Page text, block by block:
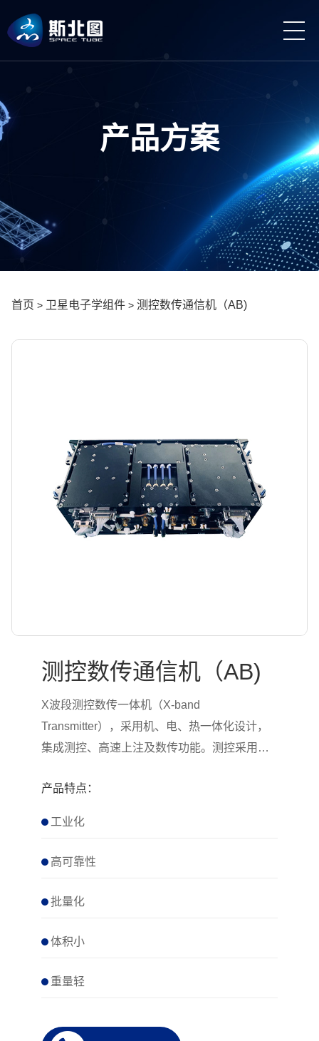
产品方案
首页 > 卫星电子学组件 >测控数传通信机（AB)
测控数传通信机（AB)
X波段测控数传一体机（X-band
Transmitter），采用机、电、热一体化设计，
集成测控、高速上注及数传功能。测控采用扩
产品特点：
工业化
高可靠性
批量化
体积小
重量轻